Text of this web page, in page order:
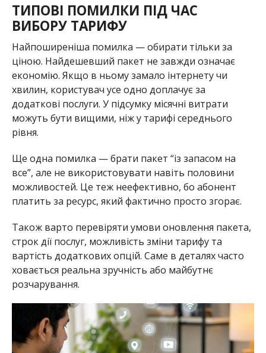
ТИПОВІ ПОМИЛКИ ПІД ЧАС
ВИБОРУ ТАРИФУ
Найпоширеніша помилка — обирати тільки за
ціною. Найдешевший пакет не завжди означає
економію. Якщо в ньому замало інтернету чи
хвилин, користувач усе одно доплачує за
додаткові послуги. У підсумку місячні витрати
можуть бути вищими, ніж у тарифі середнього
рівня.
Ще одна помилка — брати пакет “із запасом на
все”, але не використовувати навіть половини
можливостей. Це теж неефективно, бо абонент
платить за ресурс, який фактично просто згорає.
Також варто перевіряти умови оновлення пакета,
строк дії послуг, можливість зміни тарифу та
вартість додаткових опцій. Саме в деталях часто
ховається реальна зручність або майбутнє
розчарування.